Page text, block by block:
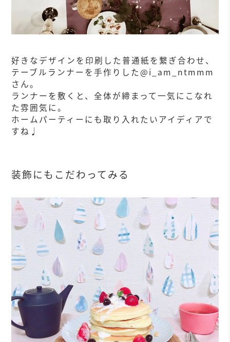
好きなデザインを印刷した普通紙を繋ぎ合わせ、
テーブルランナーを手作りした@i_am_ntmmm
さん。
ランナーを敷くと、全体が締まって一気にこなれ
た雰囲気に。
ホームパーティーにも取り入れたいアイディアで
すね♩
装飾にもこだわってみる